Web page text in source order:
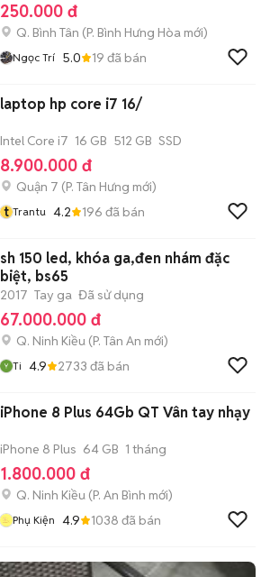
250.000 đ
Q. Bình Tân (P. Bình Hưng Hòa mới)
Ngọc Trí 5.0 19 đã bán
laptop hp core i7 16/
Intel Core i7 16 GB 512 GB SSD
8.900.000 đ
Quận 7 (P. Tân Hưng mới)
t Trantu 4.2 196 đã bán
sh 150 led, khóa ga,đen nhám đặc
biệt, bs65
2017 Tay ga Đã sử dụng
67.000.000 đ
Q. Ninh Kiều (P. Tân An mới)
Ti 4.9 2733 đã bán
iPhone 8 Plus 64Gb QT Vân tay nhạy
iPhone 8 Plus 64 GB 1 tháng
1.800.000 đ
Q. Ninh Kiều (P. An Bình mới)
Phụ Kiện 4.9 1038 đã bán